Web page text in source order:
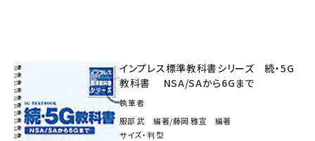
インプレス標準教科書シリーズ 続・5G
教科書 NSA/SAから6Gまで
執筆者
服部 武 編著/藤岡 雅宣 編著
サイズ・判型